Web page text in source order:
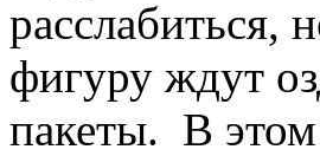
расслабиться,
фигуру ждут
пакеты. В этом